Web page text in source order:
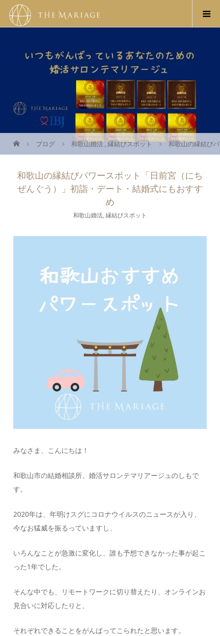
ブログ 和歌山婚活 ,縁結びスポット 和歌山の縁結び
和歌山の縁結びパワースポット「日前宮（にち
ぜんぐう）」初詣・デート・結婚式にもおすす
め
和歌山婚活,縁結びスポット
みなさま、こんにちは！
和歌山市の結婚相談所、婚活サロンテマリアージュのしもで
す。
2020年は、年明けスグにコロナウイルスのニュースが入り、
今なお猛威を振るっていますし、
いろんなことが急激に変化し、誰も予想できなかった事が起こ
った1年でした。
そんな中でも、リモートワークに切り替えたり、オンラインお
見合いに対応したりと、
それぞれできることをがんばってこられたと思います。